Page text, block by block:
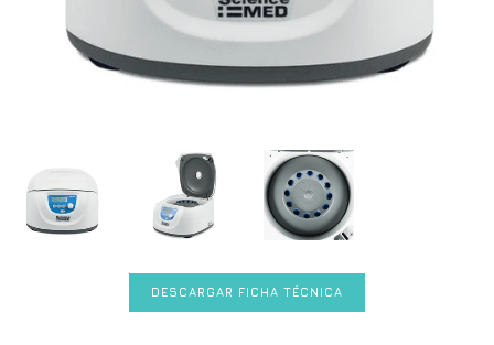
DESCARGAR FICHA TÉCNICA